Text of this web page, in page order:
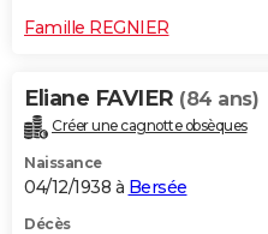
Famille REGNIER
Eliane FAVIER (84 ans)
Créer une cagnotte obsèques
Naissance
04/12/1938 à Bersée
Décès